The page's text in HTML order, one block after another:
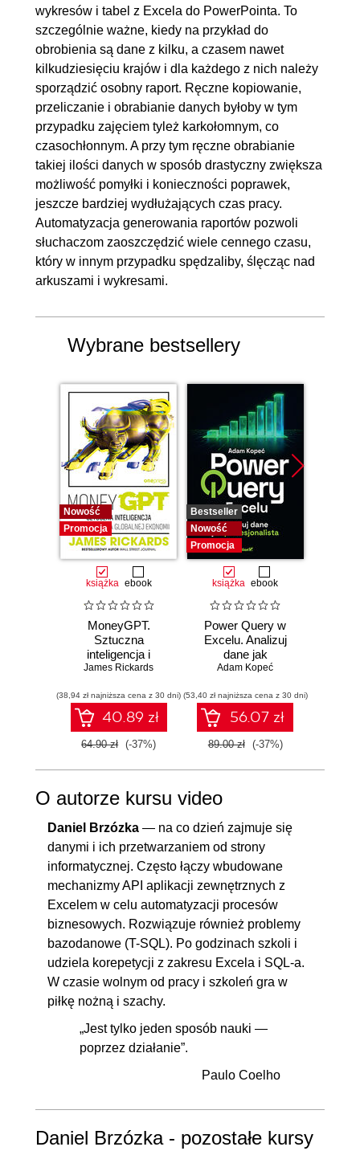
nowym pliku PowerPoint - VBA
7.7. Naprawiamy własny błąd
7.8. Rozmiary obiektów w
raportach za pomocą VBA w
nowych plikach PowerPoint
00:11:50
7.9. Podpięcie procedury pod
przycisk
8. Sprawdzenie wyników i wnioski 00:08:32
8.1. Sprawdzenie 00:08:32
9. Podsumowanie 00:22:52
9.1. Zakończenie i wskazówki
zapytania SQL jako string do
wykresów i tabel z Excela do PowerPointa. To
szczególnie ważne, kiedy na przykład do
obrobienia są dane z kilku, a czasem nawet
kilkudziesięciu krajów i dla każdego z nich należy
sporządzić osobny raport. Ręczne kopiowanie,
przeliczanie i obrabianie danych byłoby w tym
przypadku zajęciem tyleż karkołomnym, co
czasochłonnym. A przy tym ręczne obrabianie
takiej ilości danych w sposób drastyczny zwiększa
możliwość pomyłki i konieczności poprawek,
jeszcze bardziej wydłużających czas pracy.
Automatyzacja generowania raportów pozwoli
słuchaczom zaoszczędzić wiele cennego czasu,
który w innym przypadku spędzaliby, ślęcząc nad
arkuszami i wykresami.
Wybrane bestsellery
Nowość
Promocja
książka ebook
MoneyGPT.
Sztuczna
inteligencja i
zagrożenie dla
James Rickards
(38,94 zł najniższa cena z 30 dni)
40.89 zł
64.90 zł (-37%)
Bestseller
Nowość
Promocja
książka ebook
Power Query w
Excelu. Analizuj
dane jak
profesjonalista
Adam Kopeć
(53,40 zł najniższa cena z 30 dni)
56.07 zł
89.00 zł (-37%)
O autorze kursu video
Daniel Brzózka — na co dzień zajmuje się
danymi i ich przetwarzaniem od strony
informatycznej. Często łączy wbudowane
mechanizmy API aplikacji zewnętrznych z
Excelem w celu automatyzacji procesów
biznesowych. Rozwiązuje również problemy
bazodanowe (T-SQL). Po godzinach szkoli i
udziela korepetycji z zakresu Excela i SQL-a.
W czasie wolnym od pracy i szkoleń gra w
piłkę nożną i szachy.
„Jest tylko jeden sposób nauki —
poprzez działanie”.
Paulo Coelho
Daniel Brzózka - pozostałe kursy